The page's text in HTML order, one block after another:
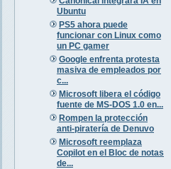
Ubuntu
PS5 ahora puede
funcionar con Linux como
un PC gamer
Google enfrenta protesta
masiva de empleados por
c...
Microsoft libera el código
fuente de MS-DOS 1.0 en...
Rompen la protección
anti-piratería de Denuvo
Microsoft reemplaza
Copilot en el Bloc de notas
de...